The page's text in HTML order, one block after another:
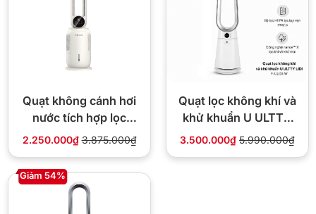
Quạt không cánh hơi
nước tích hợp lọc
không khí Fujihome
2.250.000₫ 3.875.000₫
Quạt lọc không khí và
khử khuẩn U ULTTY
LIDI
3.500.000₫ 5.990.000₫
Giảm 54%